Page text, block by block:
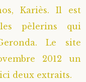
Kariès. Il est
pèlerins qui
Le site
2012 un
deux extraits.